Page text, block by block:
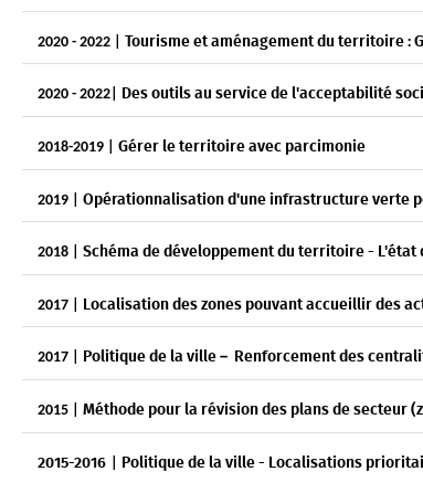
2020 - 2022 | Tourisme et aménagement du territoire :
2020 - 2022| Des outils au service de l'acceptabilité
2018-2019 |Gérer le territoire avec parcimonie
2019 |Opérationnalisation d'une infrastructure verte
2018 |Schéma de développement du territoire -
2017 | Localisation des zones pouvant accueillir des
2017 | Politique de la ville – Renforcement des
2015 |Méthode pour la révision des plans de secteur
2015-2016 Politique de la ville - Localisations